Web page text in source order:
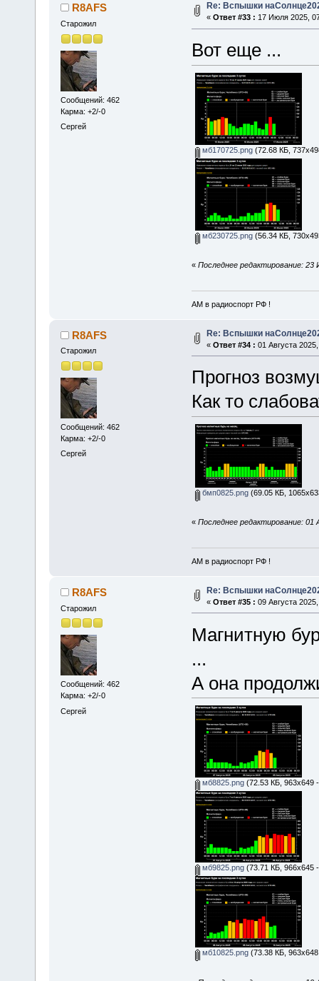
R8AFS
Старожил
Сообщений: 462
Карма: +2/-0
Сергей
Re: Вспышки
« Ответ #33 : 17 Июля 2025,
Вот еще ...
мб170725.png(72.68 КБ,
мб230725.png(56.34 КБ,
« Последнее редактирование: 23
АМ в радиоспорт РФ !
R8AFS
Старожил
Сообщений: 462
Карма: +2/-0
Сергей
Re: Вспышки
« Ответ #34 : 01 Августа
Прогноз
Как то
бмп0825.png(69.05 КБ,
« Последнее редактирование: 01
АМ в радиоспорт РФ !
R8AFS
Старожил
Сообщений: 462
Карма: +2/-0
Сергей
Re: Вспышки
« Ответ #35 : 09 Августа
Магнитную
...
А она
мб8825.png(72.53 КБ, 963x649
мб9825.png(73.71 КБ, 966x645
мб10825.png(73.38 КБ,